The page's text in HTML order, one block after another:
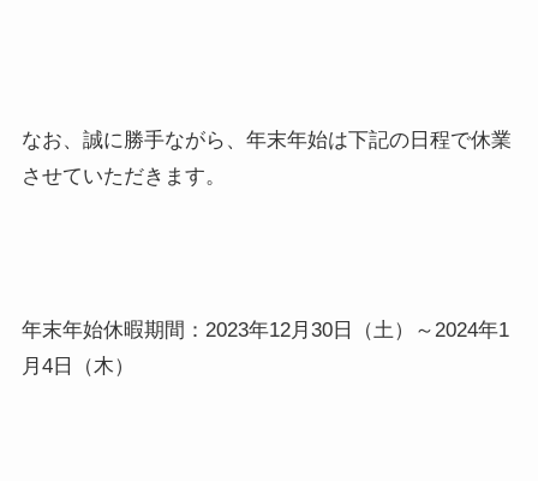
なお、誠に勝手ながら、年末年始は下記の日程で休業
させていただきます。
年末年始休暇期間：2023年12月30日（土）～2024年1
月4日（木）